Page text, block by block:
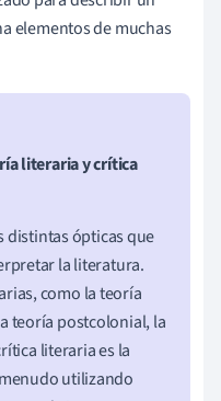
elementos de muchas
literaria y crítica
distintas ópticas que
la literatura.
como la teoría
teoría postcolonial, la
literaria es la
utilizando